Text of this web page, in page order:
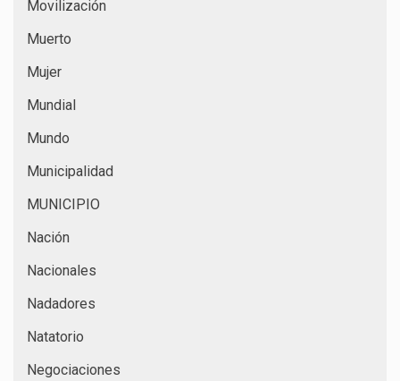
Movilización
Muerto
Mujer
Mundial
Mundo
Municipalidad
MUNICIPIO
Nación
Nacionales
Nadadores
Natatorio
Negociaciones